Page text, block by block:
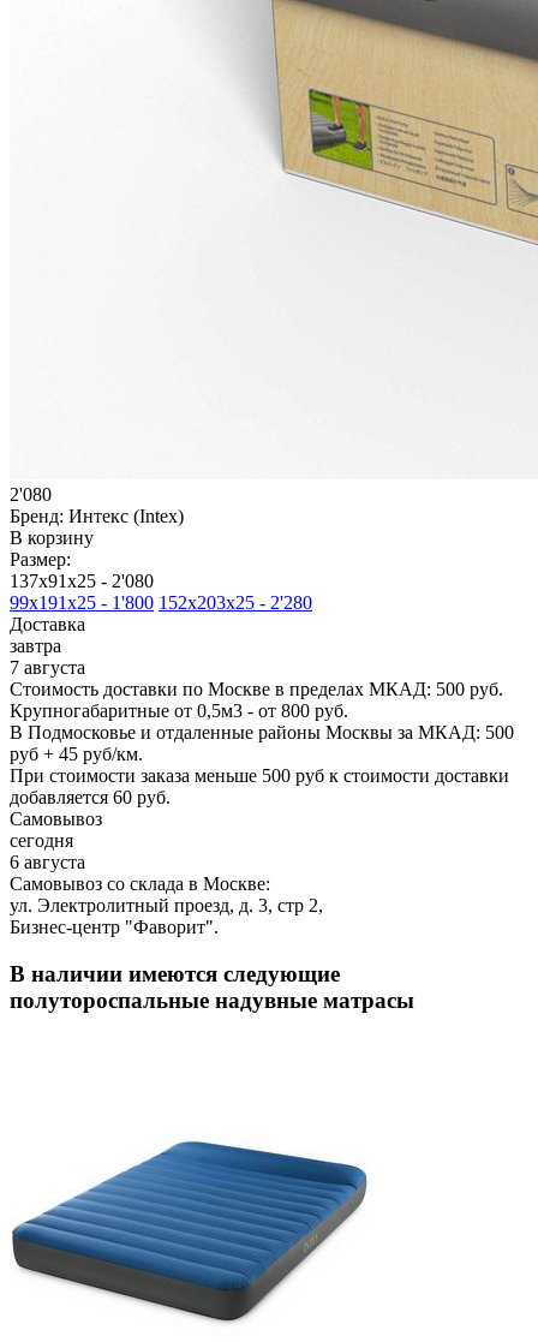
2'080
Бренд: Интекс (Intex)
В корзину
Размер:
137х91х25 - 2'080
99х191х25 - 1'800 152х203х25 - 2'280
Доставка
завтра
7 августа
Стоимость доставки по Москве в пределах МКАД: 500 руб.
Крупногабаритные от 0,5м3 - от 800 руб.
В Подмосковье и отдаленные районы Москвы за МКАД: 500
руб + 45 руб/км.
При стоимости заказа меньше 500 руб к стоимости доставки
добавляется 60 руб.
Самовывоз
сегодня
6 августа
Самовывоз со склада в Москве:
ул. Электролитный проезд, д. 3, стр 2,
Бизнес-центр "Фаворит".
В наличии имеются следующие
полутороспальные надувные матрасы